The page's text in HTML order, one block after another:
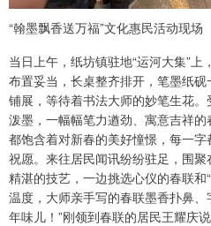
“翰墨飘香送万福”文化惠民活动现场
当日上午，纸坊镇驻地“运河大集”上
布置妥当，长桌整齐排开，笔墨纸
铺展，等待着书法大师的妙笔生花
泼墨，一幅幅笔力遒劲、寓意吉祥的
都饱含着对新春的美好憧憬，每一
祝愿。来往居民闻讯纷纷驻足，围
精湛的技艺，一边挑选心仪的春联和
温度，大师亲手写的春联墨香扑鼻
年味儿！”刚领到春联的居民王耀庆说